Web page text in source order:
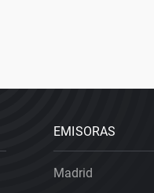
EMISORAS
Madrid